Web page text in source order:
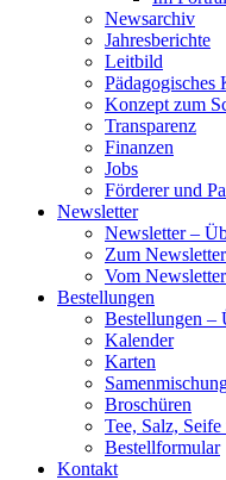
Newsarchiv
Jahresberichte
Leitbild
Pädagogisches
Konzept zum
Transparenz
Finanzen
Jobs
Förderer und
Newsletter
Newsletter –
Zum
Vom
Bestellungen
Bestellungen –
Kalender
Karten
Broschüren
Tee, Salz,
Bestellformular
Kontakt